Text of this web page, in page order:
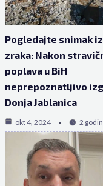
Pogledajte snimak iz
zraka: Nakon
poplava u BiH
neprepoznatljivo
Donja Jablanica
okt 4, 2024 2